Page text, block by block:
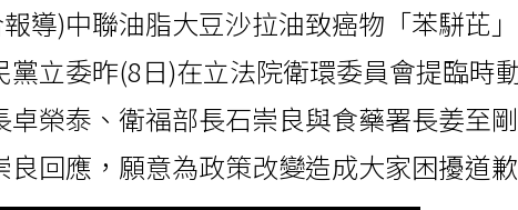
導)中聯油脂大豆沙拉油致癌物「苯駢芘
黨立委昨(8日)在立法院衛環委員會提臨時
榮泰、衛福部長石崇良與食藥署長姜至剛
回應，願意為政策改變造成大家困擾道歉